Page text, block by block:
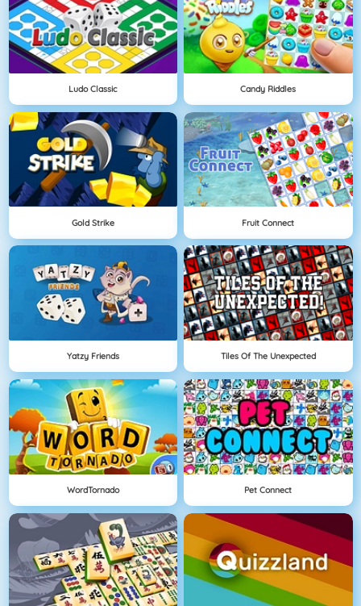
Ludo Classic Candy Riddles
Gold Strike Fruit Connect
Yatzy Friends Tiles Of The Unexpected
WordTornado Pet Connect